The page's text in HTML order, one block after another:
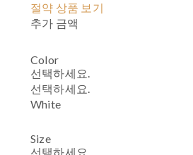
절약 상품 보기
추가 금액
Color
선택하세요.
선택하세요.
White
Size
선택하세요.